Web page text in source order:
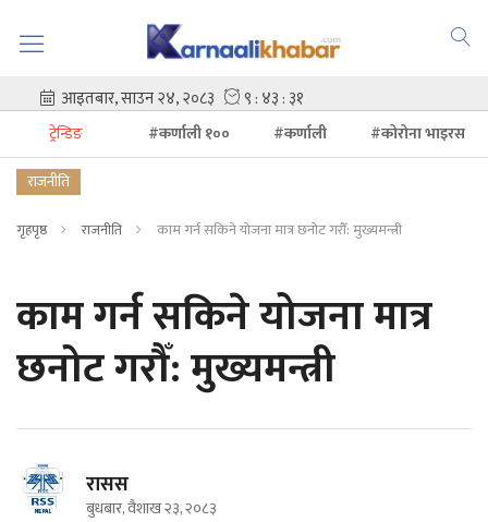
ट्रेन्डिङ #कर्णाली १०० #कर्णाली
#कोरोना भाइरस
राजनीति
गृहपृष्ठ राजनीति काम गर्न सकिने योजना मात्र छनोट गरौँ: मुख्यमन्त्री
काम गर्न सकिने योजना मात्र
छनोट गरौँ: मुख्यमन्त्री
रासस
बुधबार, वैशाख २३, २०८३